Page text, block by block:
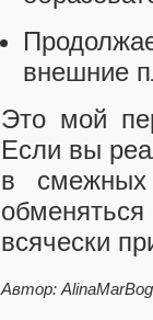
внешние
Это мой
Если вы
в
всячески
Автор: AlinaMarBog